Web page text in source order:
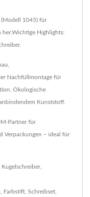
(Modell 1045) für
her.Wichtige Highlights:
Nachfüllmontage für
Ökologische
Kunststoff.
Partner für
Verpackungen – ideal für
Kugelschreiber,
, Farbstift, Schreibset,